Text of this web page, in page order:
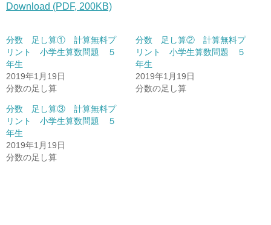
Download (PDF, 200KB)
分数 足し算① 計算無料プ
リント 小学生算数問題 ５
年生
2019年1月19日
分数の足し算
分数 足し算② 計算無料プ
リント 小学生算数問題 ５
年生
2019年1月19日
分数の足し算
分数 足し算③ 計算無料プ
リント 小学生算数問題 ５
年生
2019年1月19日
分数の足し算